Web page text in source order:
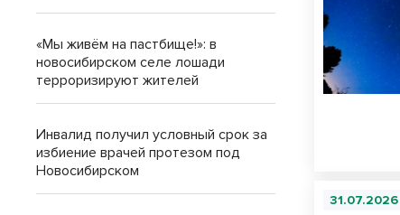
31.07.2026
«Мы живём на пастбище!»: в
новосибирском селе лошади
терроризируют жителей
Инвалид получил условный срок за
избиение врачей протезом под
Новосибирском